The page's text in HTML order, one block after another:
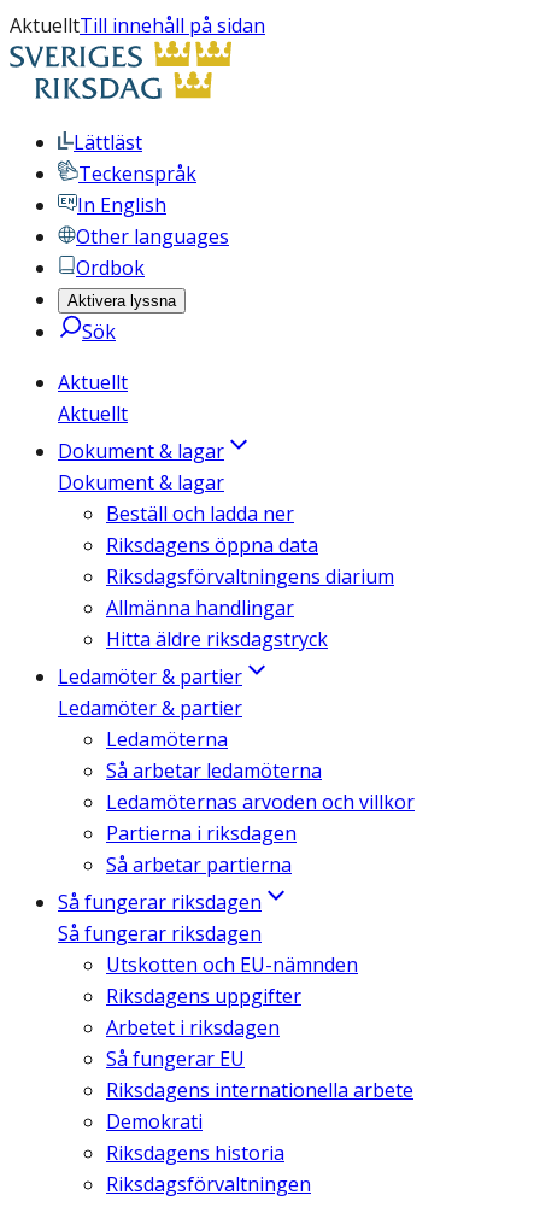
AktuelltTill innehåll på sidan
Lättläst
Teckenspråk
In English
Other languages
Ordbok
Aktivera lyssna
Sök
Aktuellt
Aktuellt
Dokument & lagar
Dokument & lagar
Beställ och ladda ner
Riksdagens öppna data
Riksdagsförvaltningens diarium
Allmänna handlingar
Hitta äldre riksdagstryck
Ledamöter & partier
Ledamöter & partier
Ledamöterna
Så arbetar ledamöterna
Ledamöternas arvoden och villkor
Partierna i riksdagen
Så arbetar partierna
Så fungerar riksdagen
Så fungerar riksdagen
Utskotten och EU-nämnden
Riksdagens uppgifter
Arbetet i riksdagen
Så fungerar EU
Riksdagens internationella arbete
Demokrati
Riksdagens historia
Riksdagsförvaltningen